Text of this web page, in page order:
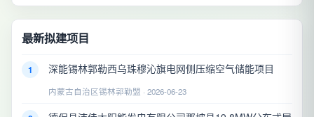
最新拟建项目
1 深能锡林郭勒西乌珠穆沁旗电网侧压缩空气储能项目
内蒙古自治区锡林郭勒盟 · 2026-06-23